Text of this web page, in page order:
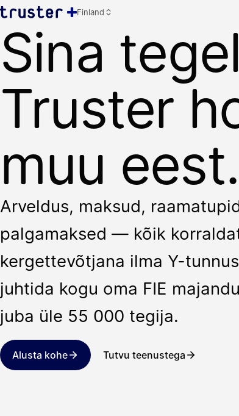
Finland
Sina
Truster
muu eest.
Arveldus, maksud,
palgamaksed — kõik
kergettevõtjana ilma Y-
juhtida kogu oma FIE
juba üle 55 000 tegija.
Alusta kohe Tutvu teenustega